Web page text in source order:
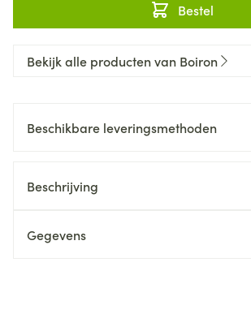
Bestel
Bekijk alle producten van Boiron
Beschikbare leveringsmethoden
Beschrijving
Gegevens